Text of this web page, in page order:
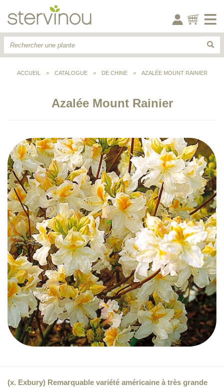
ACCUEIL > CATALOGUE > DE CHINE > AZALÉE MOUNT RAINIER
Azalée Mount Rainier
(x. Exbury) Remarquable variété américaine à très grande